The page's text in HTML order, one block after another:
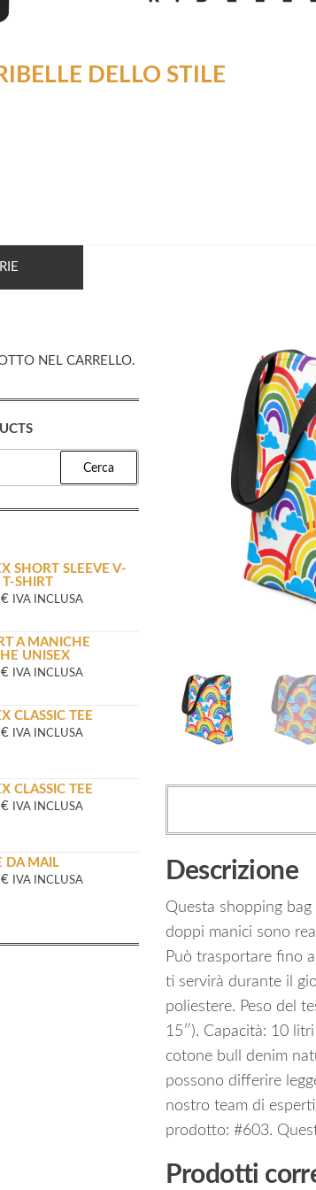
DELLO STILE
Descrizione
Questa shopping
doppi manici sono
Può trasportare fino
ti servirà durante il
poliestere. Peso del
15″). Capacità: 10
cotone bull denim
possono differire
nostro team di
prodotto: #603.
Prodotti
NEL CARRELLO.
SHORT SLEEVE V-
T-SHIRT
€ IVA INCLUSA
A MANICHE
UNISEX
€ IVA INCLUSA
CLASSIC TEE
€ IVA INCLUSA
CLASSIC TEE
€ IVA INCLUSA
DA MAIL
€ IVA INCLUSA